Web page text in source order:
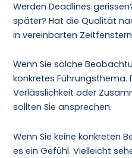
Werden Deadlines
später? Hat die Qualität
in vereinbarten
Wenn Sie solche
konkretes Führungsthema.
Verlässlichkeit oder
sollten Sie ansprechen.
Wenn Sie keine konkreten
es ein Gefühl. Vielleicht